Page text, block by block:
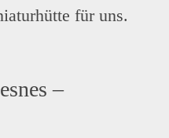
für uns.
–